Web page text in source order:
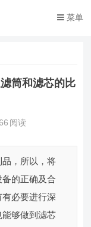
菜单
筒和滤芯的比
阅读
，所以，将
的正确及合
必要进行深
够做到滤芯